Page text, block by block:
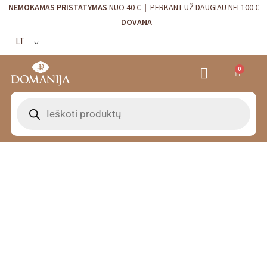
NEMOKAMAS PRISTATYMAS NUO 40 € | PERKANT UŽ DAUGIAU NEI 100 €
– DOVANA
LT
0